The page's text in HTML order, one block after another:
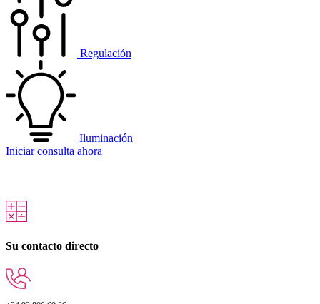
Regulación
Iluminación
Iniciar consulta ahora
Su contacto directo